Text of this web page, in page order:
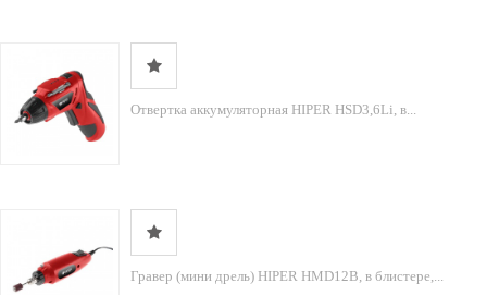
Отвертка аккумуляторная HIPER HSD3,6Li, в...
Гравер (мини дрель) HIPER HMD12B, в блистере,...